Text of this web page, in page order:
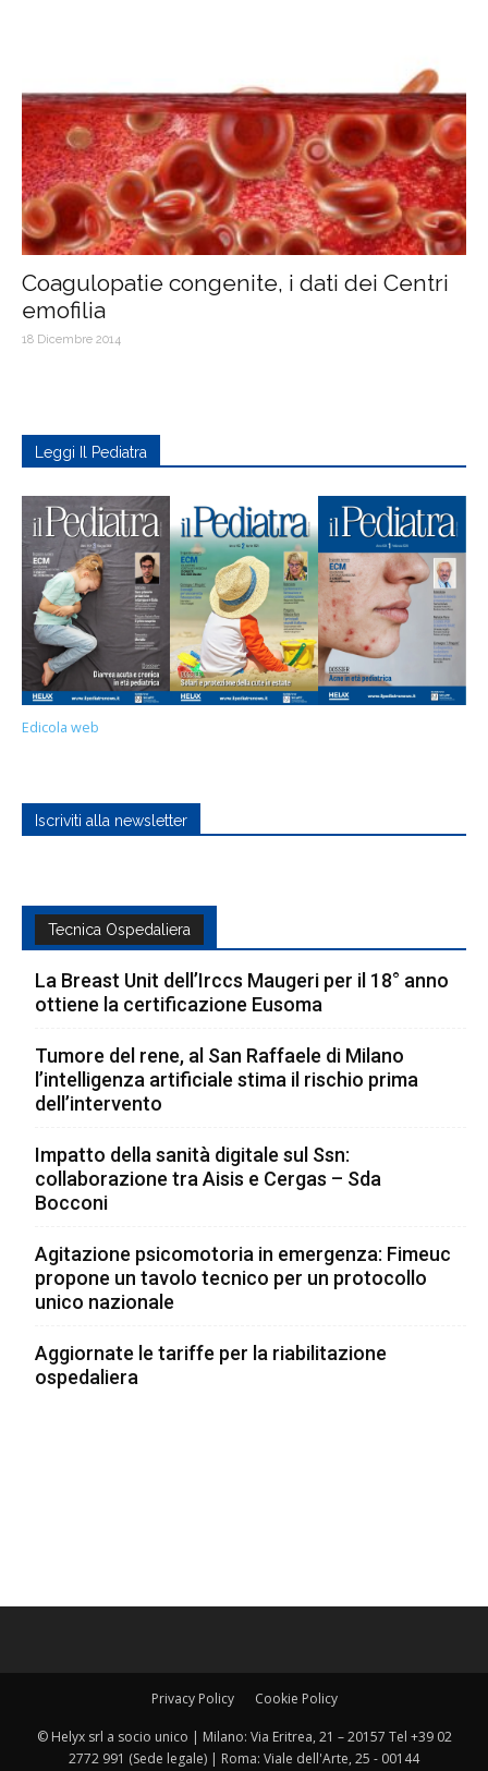
Coagulopatie congenite, i dati dei Centri
emofilia
18 Dicembre 2014
Leggi Il Pediatra
Edicola web
Iscriviti alla newsletter
Tecnica Ospedaliera
La Breast Unit dell’Irccs Maugeri per il 18° anno
ottiene la certificazione Eusoma
Tumore del rene, al San Raffaele di Milano
l’intelligenza artificiale stima il rischio prima
dell’intervento
Impatto della sanità digitale sul Ssn:
collaborazione tra Aisis e Cergas – Sda
Bocconi
Agitazione psicomotoria in emergenza: Fimeuc
propone un tavolo tecnico per un protocollo
unico nazionale
Aggiornate le tariffe per la riabilitazione
ospedaliera
Privacy Policy Cookie Policy
© Helyx srl a socio unico | Milano: Via Eritrea, 21 – 20157 Tel +39 02
2772 991 (Sede legale) | Roma: Viale dell'Arte, 25 - 00144